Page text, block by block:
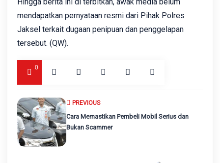
mendapatkan pernyataan resmi dari Pihak Polres
Jaksel terkait dugaan penipuan dan penggelapan
tersebut. (QW).
0
PREVIOUS
Cara Memastikan Pembeli Mobil Serius dan
Bukan Scammer